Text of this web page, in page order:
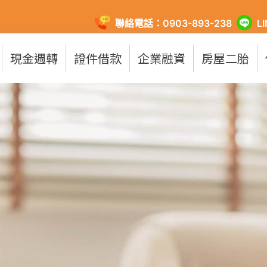
聯絡電話：0903-893-238
現金週轉 證件借款 企業融資 房屋二胎